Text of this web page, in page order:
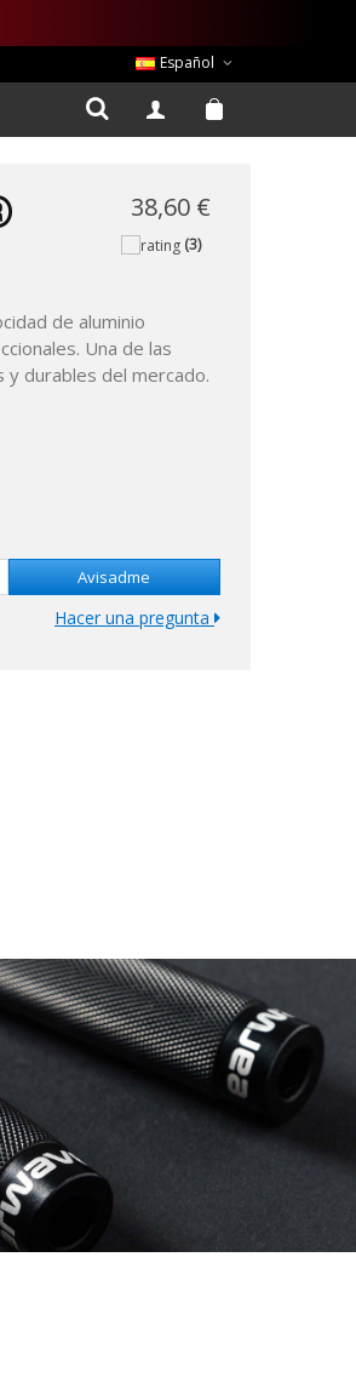
Español
38,60 €
(3)
de aluminio
Una de las
durables del mercado.
Avisadme
Hacer una pregunta